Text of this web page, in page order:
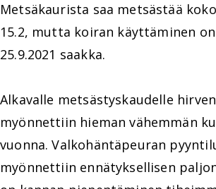
Metsäkaurista saa metsästää
15.2, mutta koiran käyttäminen
25.9.2021 saakka.
Alkavalle metsästyskaudelle
myönnettiin hieman vähemmän
vuonna. Valkohäntäpeuran
myönnettiin ennätyksellisen